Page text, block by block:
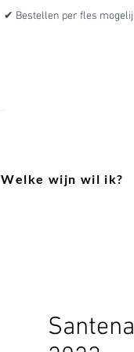
✔ Bestellen per fles
Welke wijn wil ik?